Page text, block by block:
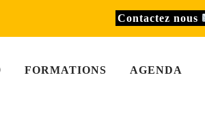
Contactez nous
FORMATIONS AGENDA